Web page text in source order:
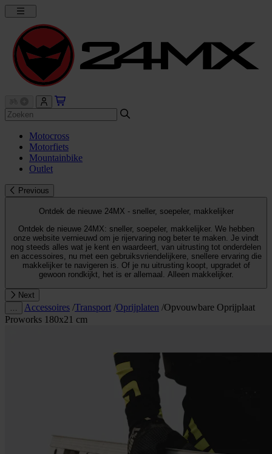
Motocross
Motorfiets
Mountainbike
Outlet
Previous
Ontdek de nieuwe 24MX - sneller, soepeler, makkelijker
Ontdek de nieuwe 24MX: sneller, soepeler, makkelijker. We hebben
onze website vernieuwd om je rijervaring nog beter te maken. Je vindt
nog steeds alles wat je kent en waardeert, van uitrusting tot onderdelen
en accessoires, nu met een gebruiksvriendelijkere, snellere ervaring die
makkelijker te navigeren is. Of je nu uitrusting koopt, upgradet of
gewoon rondkijkt, het is er allemaal. Alleen makkelijker.
Next
Accessoires /Transport /Oprijplaten /Opvouwbare Oprijplaat
Proworks 180x21 cm